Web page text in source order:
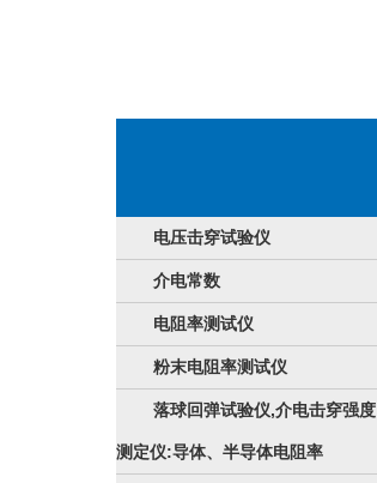
电压击穿试验仪
介电常数
电阻率测试仪
粉末电阻率测试仪
落球回弹试验仪,介电击穿强度
测定仪:导体、半导体电阻率